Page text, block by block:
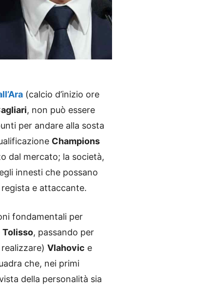
(calcio d’inizio ore
, non può essere
per andare alla sosta
Champions
dal mercato; la società,
innesti che possano
e attaccante.
fondamentali per
Tolisso, passando per
Vlahovic e
che, nei primi
della personalità sia